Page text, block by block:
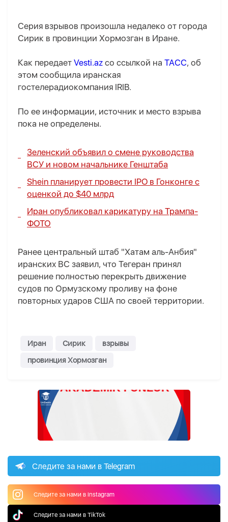
Серия взрывов произошла недалеко от города
Сирик в провинции Хормозган в Иране.
Как передает Vesti.az со ссылкой на ТАСС, об
этом сообщила иранская
гостелерадиокомпания IRIB.
По ее информации, источник и место взрыва
пока не определены.
Зеленский объявил о смене руководства
ВСУ и новом начальнике Генштаба
Shein планирует провести IPO в Гонконге с
оценкой до $40 млрд
Иран опубликовал карикатуру на Трампа-
ФОТО
Ранее центральный штаб "Хатам аль-Анбия"
иранских ВС заявил, что Тегеран принял
решение полностью перекрыть движение
судов по Ормузскому проливу на фоне
повторных ударов США по своей территории.
Иран Сирик
взрывы
провинция Хормозган
Следите за нами в Telegram
Следите за нами в Instagram
Следите за нами в TikTok